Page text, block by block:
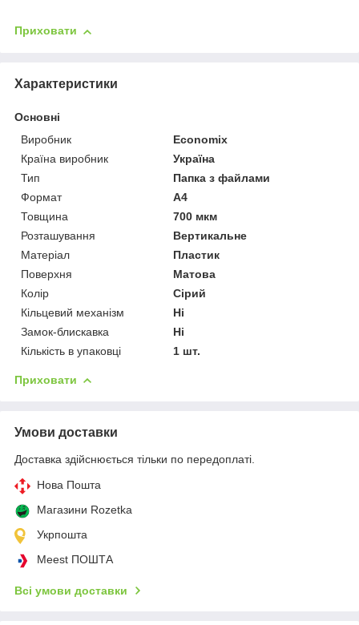
Приховати
Характеристики
Основні
Виробник
Economix
Країна виробник
Україна
Тип
Папка з файлами
Формат
A4
Товщина
700 мкм
Розташування
Вертикальне
Матеріал
Пластик
Поверхня
Матова
Колір
Сірий
Кільцевий механізм
Ні
Замок-блискавка
Ні
Кількість в упаковці
1 шт.
Приховати
Умови доставки
Доставка здійснюється тільки по передоплаті.
Нова Пошта
Магазини Rozetka
Укрпошта
Meest ПОШТА
Всі умови доставки